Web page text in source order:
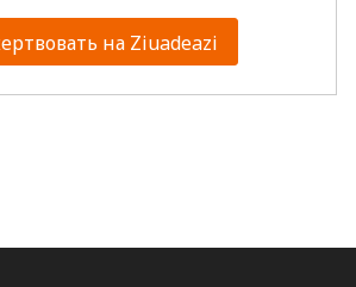
на Ziuadeazi